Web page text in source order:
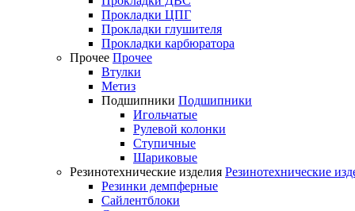
Прокладки ЦПГ
Прокладки глушителя
Прокладки карбюратора
Прочее Прочее
Втулки
Метиз
Подшипники Подшипники
Игольчатые
Рулевой колонки
Ступичные
Шариковые
Резинотехнические изделия Резинотехнические
Резинки демпферные
Сайлентблоки